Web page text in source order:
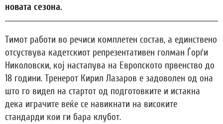
новата сезона.
Тимот работи во речиси комплетен состав, а единствено
отсуствува кадетскиот репрезентативен голман Ѓорѓи
Николовски, кој настапува на Европското првенство до
18 години. Тренерот Кирил Лазаров е задоволен од она
што го видел на стартот од подготовките и истакна
дека играчите веќе се навикнати на високите
стандарди кои ги бара клубот.